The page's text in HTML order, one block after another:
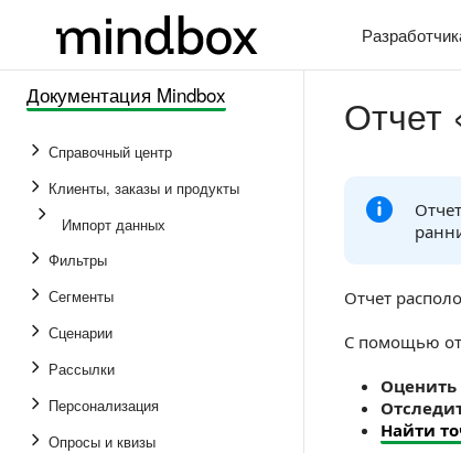
Документация Mindbox
Справочный центр
Клиенты, заказы и продукты
Импорт данных
Фильтры
Сегменты
Сценарии
Рассылки
Персонализация
Опросы и квизы
Отчет
Отчет
С помощью
Оценить
Найти